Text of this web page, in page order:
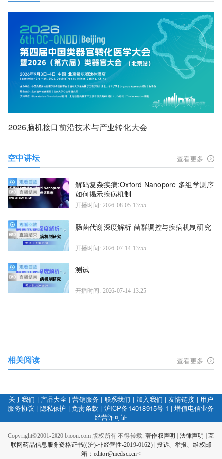
2026脑机接口前沿技术与产业转化大会
空中讲坛 查看更多
解码复杂疾病:Oxford Nanopore 多组学测序
如何揭示疾病机制
开播时间: 2026-08-05 13:55
肠菌代谢深度解析 菌群调控与疾病机制研究
开播时间: 2026-07-14 13:55
测试
开播时间: 2026-07-14 13:25
相关阅读 查看更多
关于我们 | 产品大全|营销服务 | 联系我们 | 加入我们 | 友情链接 | 用户
服务协议 | 隐私保护 |免责条款 | 沪ICP备14018915号-1 |增值电信业务
经营许可证
Copyright©2001-2020 bioon.com 版权所有 不得转载.著作权声明 法律声明
互
联网药品信息服务资格证书((沪)-非经营性-2019-0162)|投诉、举报、维权邮
箱：editor@medsci.cn<